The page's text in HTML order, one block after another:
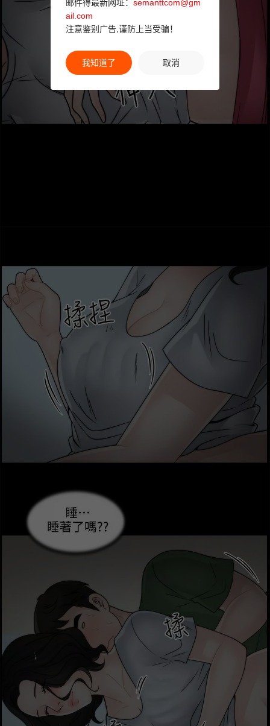
邮件得最新网址： semanttcom@gm
ail.com
注意鉴别广告,谨防上当受骗！
我知道了 取消